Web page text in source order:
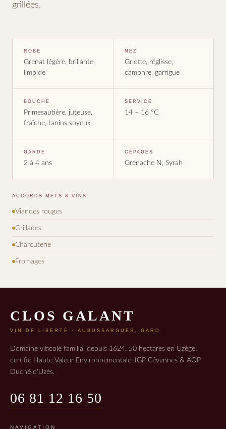
grillées.
ROBE
Grenat légère, brillante,
limpide
NEZ
Griotte, réglisse,
camphre, garrigue
BOUCHE
Primesautière, juteuse,
fraîche, tanins soyeux
SERVICE
14 – 16 °C
GARDE
2 à 4 ans
CÉPAGES
Grenache N, Syrah
ACCORDS METS & VINS
Viandes rouges
Grillades
Charcuterie
Fromages
CLOS GALANT
VIN DE LIBERTÉ · AUBUSSARGUES, GARD
Domaine viticole familial depuis 1624. 50 hectares en Uzège,
certifié Haute Valeur Environnementale. IGP Cévennes & AOP
Duché d'Uzès.
06 81 12 16 50
NAVIGATION